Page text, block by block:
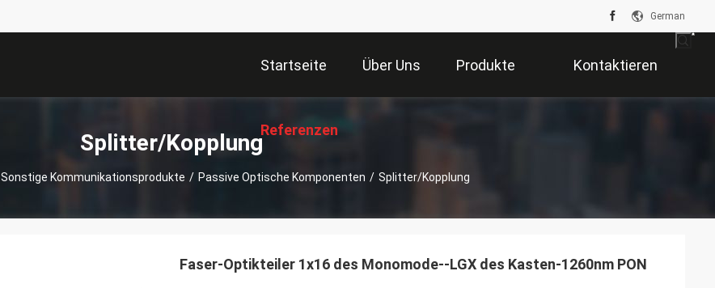
German
Startseite Über Uns Produkte Kontaktieren
Sie Uns
Referenzen
Splitter/Kopplung
Sonstige Kommunikationsprodukte / Passive Optische Komponenten / Splitter/Kopplung
Faser-Optikteiler 1x16 des Monomode--LGX des Kasten-1260nm PON